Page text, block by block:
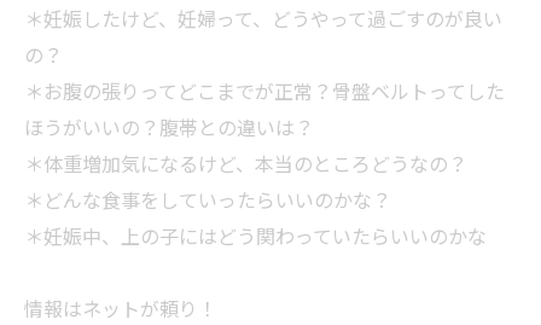
＊妊娠したけど、妊婦って、どうやって過ごすのが良い
の？
＊お腹の張りってどこまでが正常？骨盤ベルトってした
ほうがいいの？腹帯との違いは？
＊体重増加気になるけど、本当のところどうなの？
＊どんな食事をしていったらいいのかな？
＊妊娠中、上の子にはどう関わっていたらいいのかな
情報はネットが頼り！